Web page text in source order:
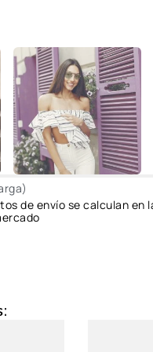
de envío se calculan en